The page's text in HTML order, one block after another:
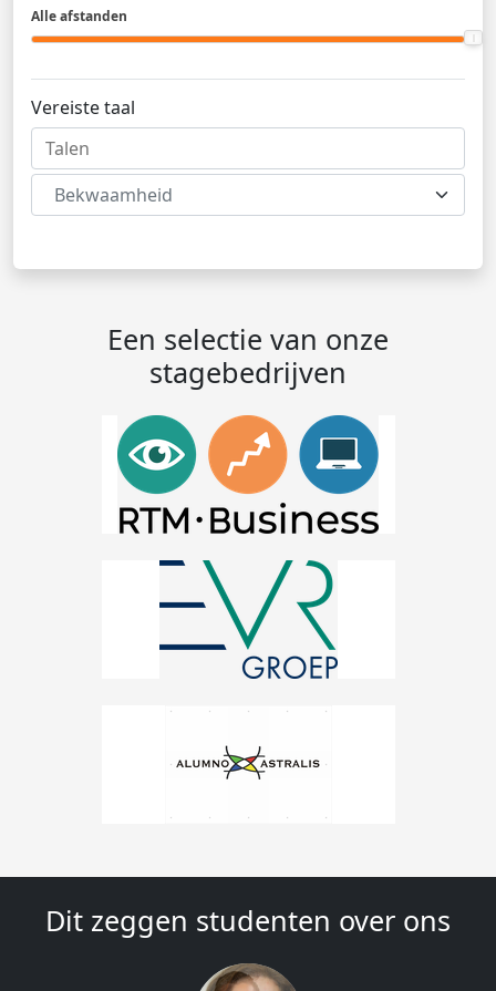
Alle afstanden
Vereiste taal
Bekwaamheid
Een selectie van onze
stagebedrijven
Dit zeggen studenten over ons